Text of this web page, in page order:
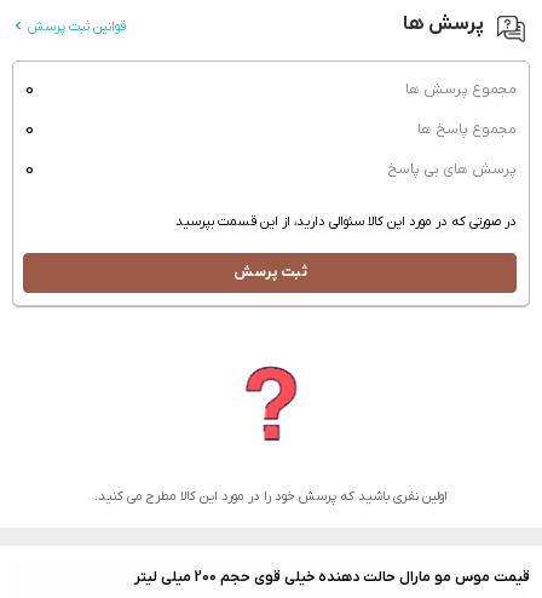
پرسش ها قوانین ثبت پرسش
مجموع پرسش ها 0
مجموع پاسخ ها 0
پرسش های بی پاسخ 0
در صورتی که در مورد این کالا سئوالی دارید، از این قسمت بپرسید
ثبت پرسش
اولین نفری باشید که پرسش خود را در مورد این کالا مطرح می کنید.
قیمت موس مو مارال حالت دهنده خیلی قوی حجم 200 میلی لیتر